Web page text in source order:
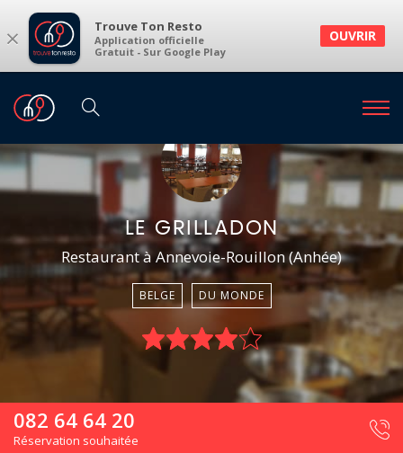
× Trouve Ton Resto
Application officielle
Gratuit - Sur Google Play
OUVRIR
LE GRILLADON
Restaurant à Annevoie-Rouillon (Anhée)
BELGE DU MONDE
082 64 64 20
Réservation souhaitée